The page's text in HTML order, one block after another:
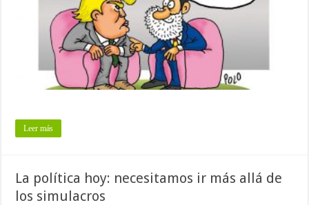
Leer más
La política hoy: necesitamos ir más allá de
los simulacros